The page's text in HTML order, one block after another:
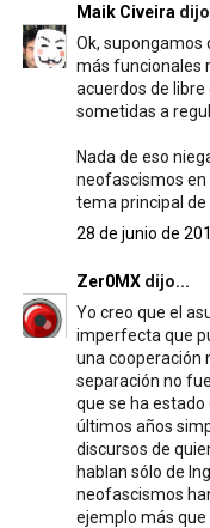
Maik Civeira
Ok, supongamos
más funcionales
acuerdos de
sometidas a
Nada de eso
neofascismos en
tema principal de
28 de junio de
Zer0MXdijo...
Yo creo que el
imperfecta que
una cooperación
separación no
que se ha
últimos años
discursos de
hablan sólo de
neofascismos
ejemplo más